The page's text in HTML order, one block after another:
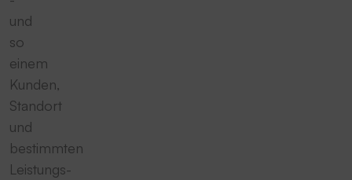
und
so
einem
Kunden,
Standort
und
bestimmten
Leistungs-